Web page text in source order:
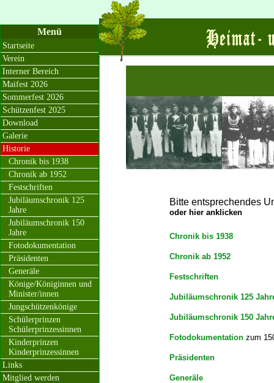
Bitte entsprechendes
oder hier anklicken
Chronik bis 1938
Chronik ab 1952
Festschriften
Jubiläumschronik 125
Jubiläumschronik 150
Fotodokumentation zum
Präsidenten
Generäle
Menü
Startseite
Verein
Interner Bereich
Maifest 2026
Sommerfest 2026
Schützenfest 2025
Download
Galerie
Historie
Chronik bis 1938
Chronik ab 1952
Festschriften
Jubiläumschronik 125
Jahre
Jubiläumschronik 150
Jahre
Fotodokumentation
Präsidenten
Generäle
Könige/Königinnen und
Minister/innen
Jungschützenkönige
Schülerprinzen
Schülerprinzessinnen
Kinderprinzen
Kinderprinzessinnen
Links
Mitglied werden